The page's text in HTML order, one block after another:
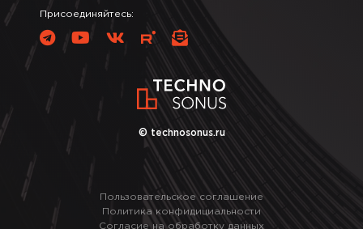
© technosonus.ru
Пользовательское соглашение
Политика конфидициальности
Согласие на обработку данных
Присоединяйтесь: